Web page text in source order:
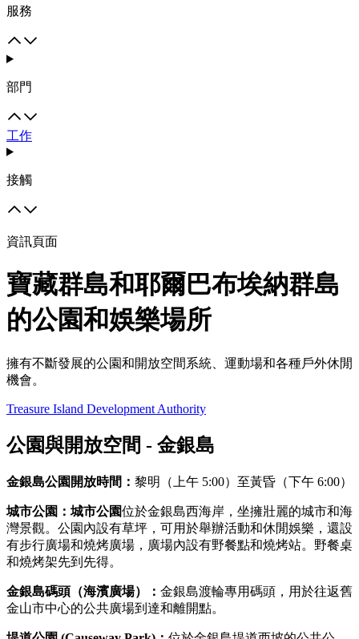
服務
部門
工作
接觸
資訊頁面
寶藏群島和耶爾巴布埃納群島
的公園和娛樂場所
擁有不斷發展的公園和開放空間系統、運動場和各種戶外休閒
機會。
Treasure Island Development Authority
公園與開放空間 - 金銀島
金銀島公園開放時間： 黎明（上午 5:00）至黃昏（下午 6:00）
城市公園：城市公園位於金銀島西海岸，坐擁壯麗的城市和海
灣景觀。公園內設有草坪，可用於舉辦活動和休閒娛樂，還設
有步行廣場和燒烤廣場，廣場內設有野餐點和燒烤站。野餐桌
和燒烤架先到先得。
金銀島碼頭（海濱廣場）： 金銀島渡輪專用碼頭，用於往返舊
金山市中心的公共廣場到達和離開點。